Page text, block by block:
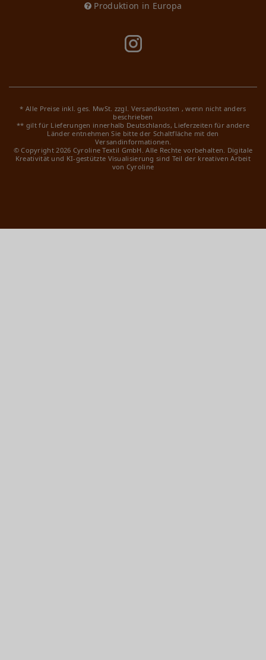
Produktion in Europa
* Alle Preise inkl. ges. MwSt. zzgl. Versandkosten , wenn nicht anders
beschrieben
** gilt für Lieferungen innerhalb Deutschlands, Lieferzeiten für andere
Länder entnehmen Sie bitte der Schaltfläche mit den
Versandinformationen.
© Copyright 2026 Cyroline Textil GmbH. Alle Rechte vorbehalten. Digitale
Kreativität und KI-gestützte Visualisierung sind Teil der kreativen Arbeit
von Cyroline